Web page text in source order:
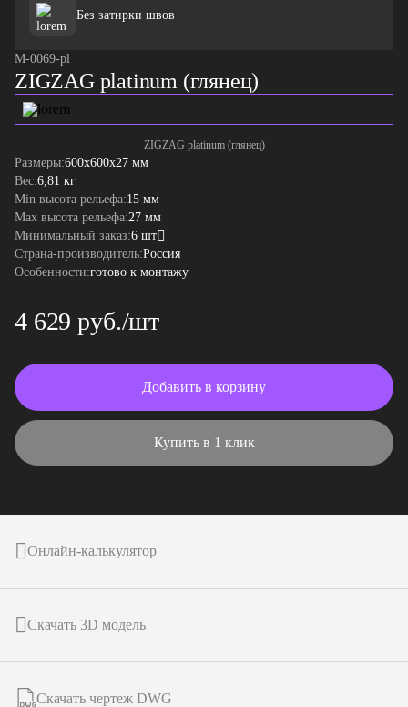
Без затирки швов
М-0069-pl
ZIGZAG platinum (глянец)
ZIGZAG platinum (глянец)
Размеры:600x600x27 мм
Вес:6,81 кг
Min высота рельефа:15 мм
Max высота рельефа:27 мм
Минимальный заказ:6 шт
Страна-производитель:Россия
Особенности:готово к монтажу
4 629 руб./шт
Добавить в корзину
Купить в 1 клик
Онлайн-калькулятор
Скачать 3D модель
Скачать чертеж DWG